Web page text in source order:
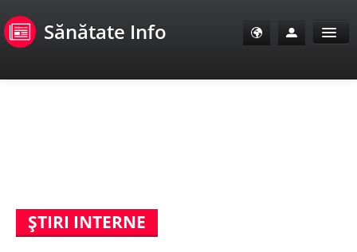
Sănătate Info
E-Sănătate Pacienți
ŞTIRI INTERNE